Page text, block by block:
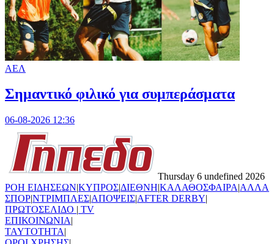
ΑΕΛ
Σημαντικό φιλικό για συμπεράσματα
06-08-2026 12:36
Thursday 6 undefined 2026
ΡΟΗ ΕΙΔΗΣΕΩΝ|ΚΥΠΡΟΣ|ΔΙΕΘΝΗ|ΚΑΛΑΘΟΣΦΑΙΡΑ|ΑΛΛΑ
ΣΠΟΡ|ΝΤΡΙΜΠΛΕΣ|ΑΠΟΨΕΙΣ|AFTER DERBY|
ΠΡΩΤΟΣΕΛΙΔΟ | TV
ΕΠΙΚΟΙΝΩΝΙΑ|
TAYTOTHTA|